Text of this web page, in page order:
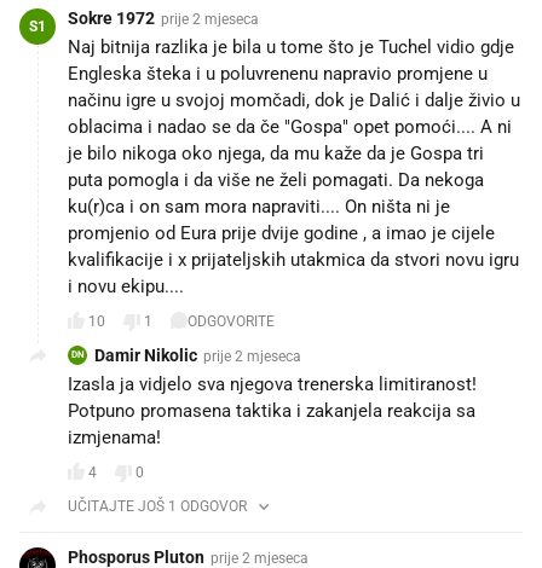
S1 Sokre 1972 prije 2 mjeseca
Naj bitnija razlika je bila u tome što je Tuchel vidio gdje
Engleska šteka i u poluvrenenu napravio promjene u
načinu igre u svojoj momčadi, dok je Dalić i dalje živio u
oblacima i nadao se da če "Gospa" opet pomoći.... A ni
je bilo nikoga oko njega, da mu kaže da je Gospa tri
puta pomogla i da više ne želi pomagati. Da nekoga
ku(r)ca i on sam mora napraviti.... On ništa ni je
promjenio od Eura prije dvije godine , a imao je cijele
kvalifikacije i x prijateljskih utakmica da stvori novu igru
i novu ekipu....
10 1 ODGOVORITE
DN Damir Nikolic prije 2 mjeseca
Izasla ja vidjelo sva njegova trenerska limitiranost!
Potpuno promasena taktika i zakanjela reakcija sa
izmjenama!
4
0
UČITAJTE JOŠ 1 ODGOVOR
Phosporus Pluton prije 2 mjeseca